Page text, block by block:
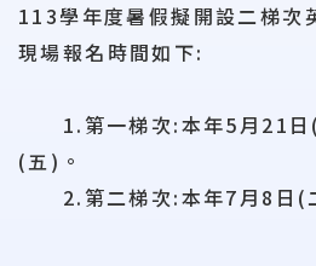
113學年度暑假擬開設二梯次
現場報名時間如下:
1.第一梯次:本年5月21
(五)。
2.第二梯次:本年7月8日(